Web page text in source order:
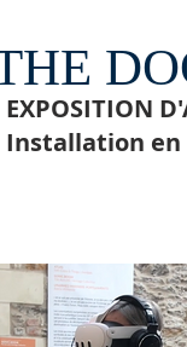
EXPOSITION
Installation